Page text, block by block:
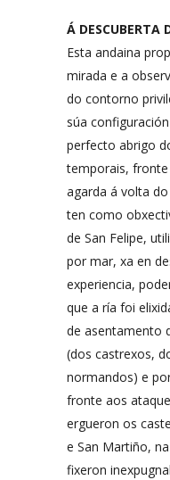
Á DESCUBERTA
Esta andaina
mirada e a
do contorno
súa
perfecto abrigo
temporais,
agarda á volta
ten como
de San Felipe,
por mar, xa en
experiencia,
que a ría foi
de asentamento
(dos castrexos,
normandos) e
fronte aos
ergueron os
e San Martiño,
fixeron